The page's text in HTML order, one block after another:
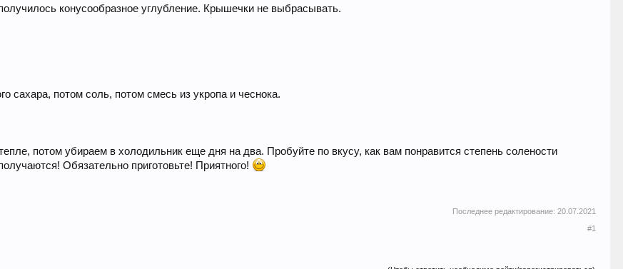
конусообразное углубление. Крышечки не выбрасывать.
сахара, потом соль, потом смесь из укропа и чеснока.
потом убираем в холодильник еще дня на два. Пробуйте по вкусу, как вам понравится степень солености
Обязательно приготовьте! Приятного!
Последнее редактирование: 20.07.2021
#1